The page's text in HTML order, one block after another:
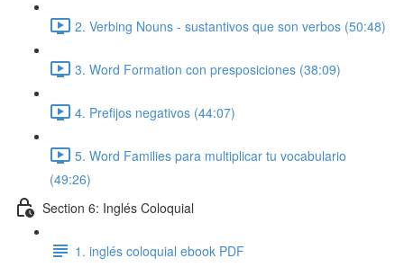
2. Verbing Nouns - sustantivos que son verbos (50:48)
3. Word Formation con presposiciones (38:09)
4. Prefijos negativos (44:07)
5. Word Families para multiplicar tu vocabulario
(49:26)
Section 6: Inglés Coloquial
1. inglés coloquial ebook PDF